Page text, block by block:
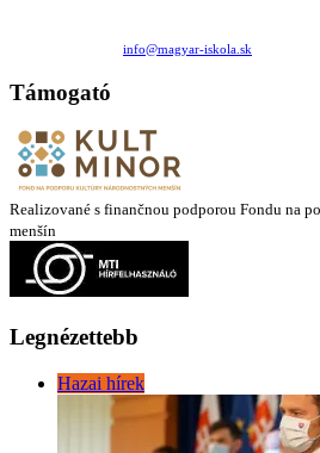
info@magyar-iskola.sk
Támogató
Realizované s finančnou podporou Fondu na
menšín
Legnézettebb
Hazai hírek